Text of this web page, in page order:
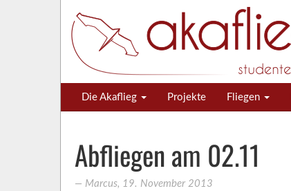
Die Akaflieg Projekte Fliegen
Abfliegen am 02.11
― Marcus, 19. November 2013